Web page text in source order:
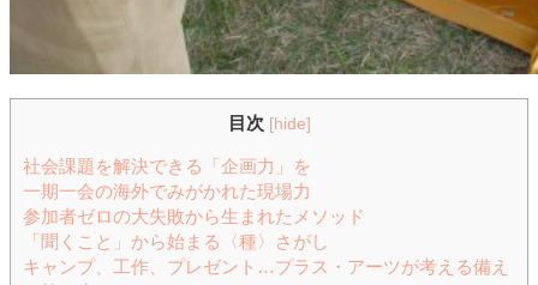
目次 [hide]
社会課題を解決できる「企画力」を
一期一会の海外でみがかれた現場力
参加者ゼロの大失敗から生まれたメソッド
「聞くこと」から始まる〈種〉さがし
キャンプ、工作、プレゼント…プラス・アーツが考える備え